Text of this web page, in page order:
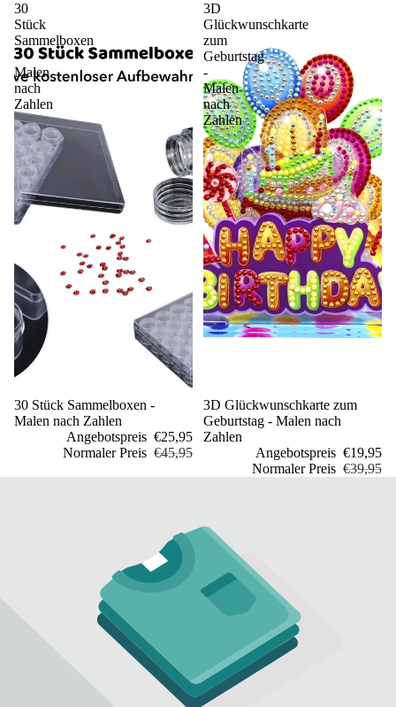
30
Stück
Sammelboxen
-
Malen
nach
Zahlen
Sale
30 Stück Sammelboxen -
Malen nach Zahlen
Angebotspreis €25,95
Normaler Preis €45,95
3D
Glückwunschkarte
zum
Geburtstag
-
Malen
nach
Zahlen
Sale
3D Glückwunschkarte zum
Geburtstag - Malen nach
Zahlen
Angebotspreis €19,95
Normaler Preis €39,95